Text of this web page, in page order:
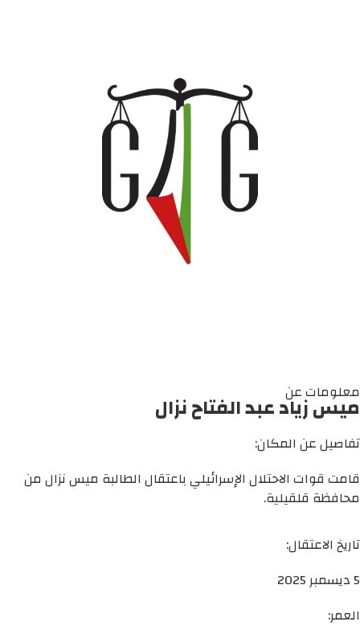
معلومات عن
ميس زياد عبد الفتاح نزال
تفاصيل عن المكان:
قامت قوات الاحتلال الإسرائيلي باعتقال الطالبة ميس نزال من
محافظة قلقيلية.
تاريخ الاعتقال:
5 ديسمبر 2025
العمر: